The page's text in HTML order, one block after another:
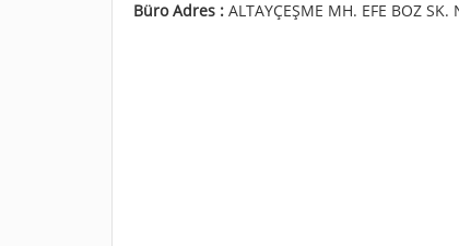
Büro Adres : ALTAYÇEŞME MH. EFE BOZ